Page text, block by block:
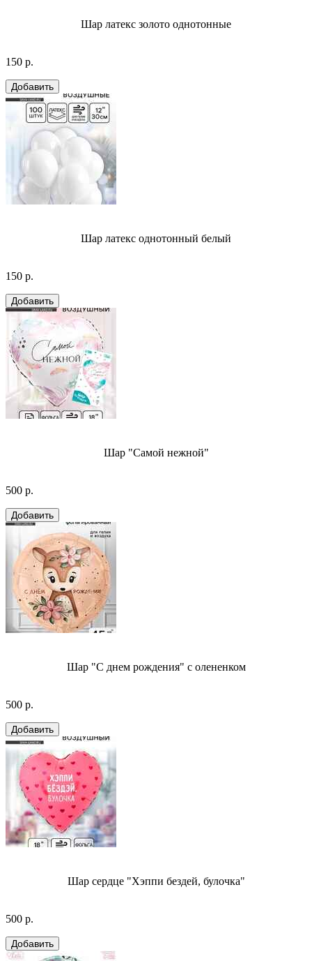
Шар латекс золото однотонные
150 р.
Шар латекс однотонный белый
150 р.
Шар "Самой нежной"
500 р.
Шар "С днем рождения" с олененком
500 р.
Шар сердце "Хэппи бездей, булочка"
500 р.